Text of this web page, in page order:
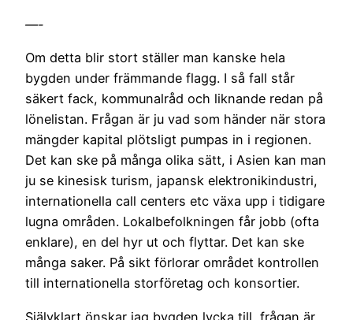
—-
Om detta blir stort ställer man kanske hela
bygden under främmande flagg. I så fall står
säkert fack, kommunalråd och liknande redan på
lönelistan. Frågan är ju vad som händer när stora
mängder kapital plötsligt pumpas in i regionen.
Det kan ske på många olika sätt, i Asien kan man
ju se kinesisk turism, japansk elektronikindustri,
internationella call centers etc växa upp i tidigare
lugna områden. Lokalbefolkningen får jobb (ofta
enklare), en del hyr ut och flyttar. Det kan ske
många saker. På sikt förlorar området kontrollen
till internationella storföretag och konsortier.
Självklart önskar jag bygden lycka till, frågan är